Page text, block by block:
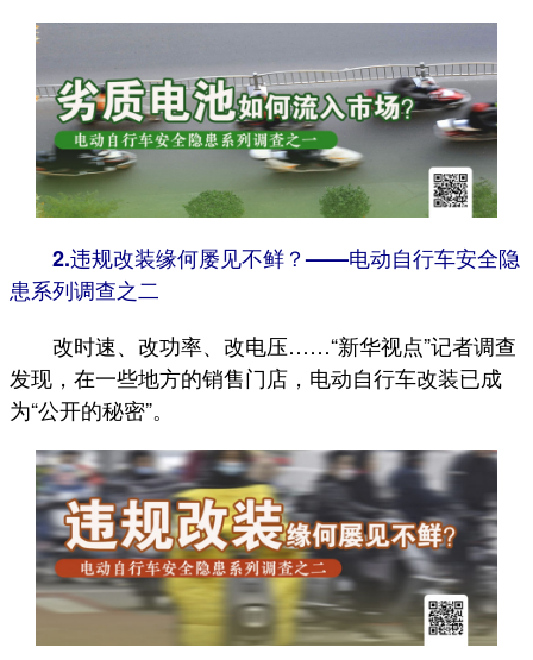
2.违规改装缘何屡见不鲜？——电动自行车安全隐
患系列调查之二
改时速、改功率、改电压……“新华视点”记者调查
发现，在一些地方的销售门店，电动自行车改装已成
为“公开的秘密”。